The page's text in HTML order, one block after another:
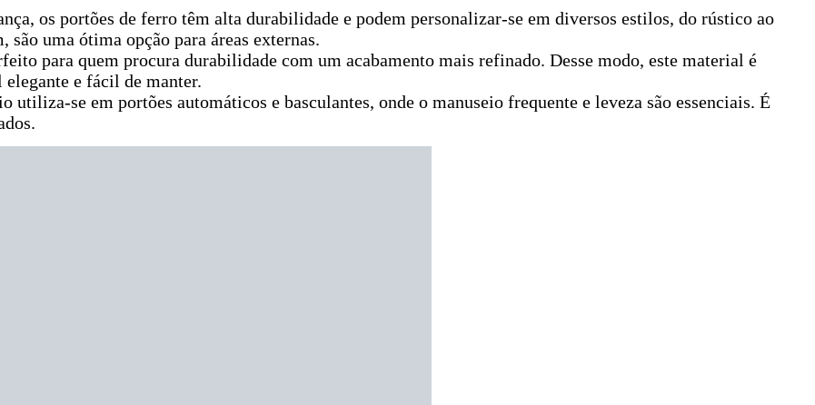
os portões de ferro têm alta durabilidade e podem personalizar-se em diversos estilos, do rústico ao
uma ótima opção para áreas externas.
para quem procura durabilidade com um acabamento mais refinado. Desse modo, este material é
elegante e fácil de manter.
utiliza-se em portões automáticos e basculantes, onde o manuseio frequente e leveza são essenciais. É